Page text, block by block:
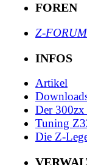
FOREN
Z-FORUM
INFOS
Artikel
Der
Tuning
Die Z-